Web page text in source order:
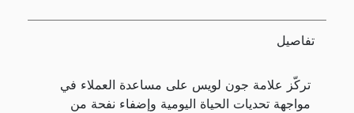
تفاصيل
تركّز علامة جون لويس على مساعدة العملاء في
مواجهة تحديات الحياة اليومية وإضفاء نفحة من